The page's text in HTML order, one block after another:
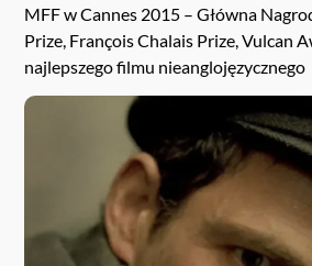
MFF w Cannes 2015 – Główna
Prize, François Chalais Prize, Vulcan
najlepszego filmu nieanglojęzycznego